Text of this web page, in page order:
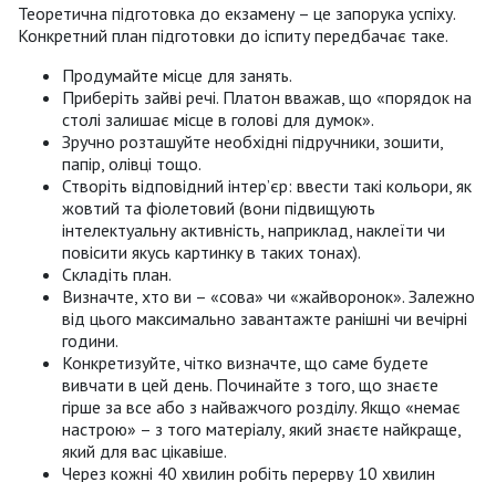
Теоретична підготовка до екзамену – це запорука успіху.
Конкретний план підготовки до іспиту передбачає таке.
Продумайте місце для занять.
Приберіть зайві речі. Платон вважав, що «порядок на
столі залишає місце в голові для думок».
Зручно розташуйте необхідні підручники, зошити,
папір, олівці тощо.
Створіть відповідний інтер’єр: ввести такі кольори, як
жовтий та фіолетовий (вони підвищують
інтелектуальну активність, наприклад, наклеїти чи
повісити якусь картинку в таких тонах).
Складіть план.
Визначте, хто ви – «сова» чи «жайворонок». Залежно
від цього максимально завантажте ранішні чи вечірні
години.
Конкретизуйте, чітко визначте, що саме будете
вивчати в цей день. Починайте з того, що знаєте
гірше за все або з найважчого розділу. Якщо «немає
настрою» – з того матеріалу, який знаєте найкраще,
який для вас цікавіше.
Через кожні 40 хвилин робіть перерву 10 хвилин